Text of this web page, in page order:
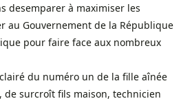
desemparer à maximiser les
au Gouvernement de la République
pour faire face aux nombreux
du numéro un de la fille aînée
de surcroît fils maison, technicien